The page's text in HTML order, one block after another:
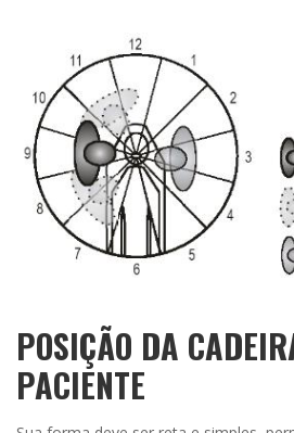
POSIÇÃO DA
PACIENTE